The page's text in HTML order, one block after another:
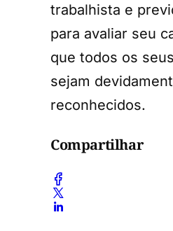
trabalhista e
para avaliar seu
que todos os
sejam
reconhecidos.
Compartilhar